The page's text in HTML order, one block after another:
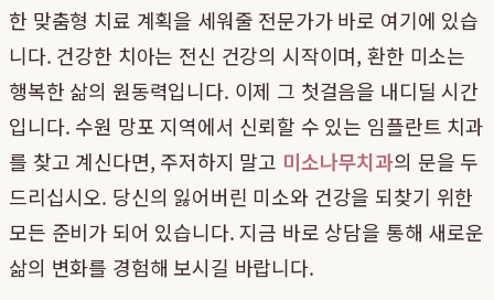
한 맞춤형 치료 계획을 세워줄 전문가가 바로 여기에 있습
니다. 건강한 치아는 전신 건강의 시작이며, 환한 미소는
행복한 삶의 원동력입니다. 이제 그 첫걸음을 내디딜 시간
입니다. 수원 망포 지역에서 신뢰할 수 있는 임플란트 치과
를 찾고 계신다면, 주저하지 말고 미소나무치과의 문을 두
드리십시오. 당신의 잃어버린 미소와 건강을 되찾기 위한
모든 준비가 되어 있습니다. 지금 바로 상담을 통해 새로운
삶의 변화를 경험해 보시길 바랍니다.